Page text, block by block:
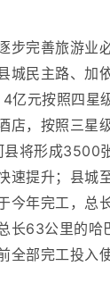
完善旅游业
城民主路、加
亿元按照四星
店，按照三星
将形成3500
速提升；县城
今年完工，总
长63公里的哈
全部完工投入